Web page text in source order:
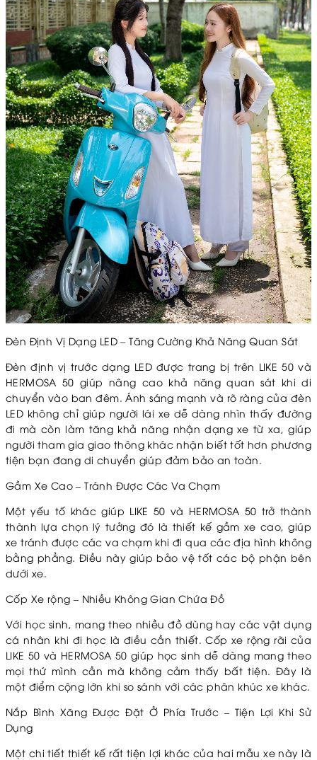
Đèn Định Vị Dạng LED – Tăng Cường Khả Năng Quan Sát
Đèn định vị trước dạng LED được trang bị trên LIKE 50 và
HERMOSA 50 giúp nâng cao khả năng quan sát khi di
chuyển vào ban đêm. Ánh sáng mạnh và rõ ràng của đèn
LED không chỉ giúp người lái xe dễ dàng nhìn thấy đường
đi mà còn làm tăng khả năng nhận dạng xe từ xa, giúp
người tham gia giao thông khác nhận biết tốt hơn phương
tiện bạn đang di chuyển giúp đảm bảo an toàn.
Gầm Xe Cao – Tránh Được Các Va Chạm
Một yếu tố khác giúp LIKE 50 và HERMOSA 50 trở thành
thành lựa chọn lý tưởng đó là thiết kế gầm xe cao, giúp
xe tránh được các va chạm khi đi qua các địa hình không
bằng phẳng. Điều này giúp bảo vệ tốt các bộ phận bên
dưới xe.
Cốp Xe rộng – Nhiều Không Gian Chứa Đồ
Với học sinh, mang theo nhiều đồ dùng hay các vật dụng
cá nhân khi đi học là điều cần thiết. Cốp xe rộng rãi của
LIKE 50 và HERMOSA 50 giúp học sinh dễ dàng mang theo
mọi thứ mình cần mà không cảm thấy bất tiện. Đây là
một điểm cộng lớn khi so sánh với các phân khúc xe khác.
Nắp Bình Xăng Được Đặt Ở Phía Trước – Tiện Lợi Khi Sử
Dụng
Một chi tiết thiết kế rất tiện lợi khác của hai mẫu xe này là